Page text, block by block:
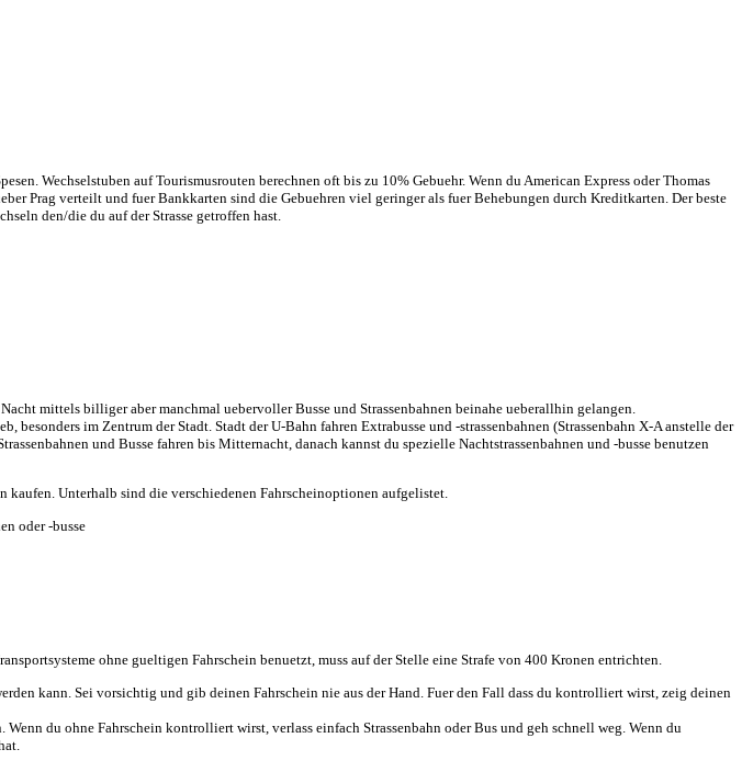
Wechselstuben auf Tourismusrouten berechnen oft bis zu 10% Gebuehr. Wenn du American Express oder Thomas
Prag verteilt und fuer Bankkarten sind die Gebuehren viel geringer als fuer Behebungen durch Kreditkarten. Der beste
den/die du auf der Strasse getroffen hast.
mittels billiger aber manchmal uebervoller Busse und Strassenbahnen beinahe ueberallhin gelangen.
im Zentrum der Stadt. Stadt der U-Bahn fahren Extrabusse und -strassenbahnen (Strassenbahn X-A anstelle der
und Busse fahren bis Mitternacht, danach kannst du spezielle Nachtstrassenbahnen und -busse benutzen
kaufen. Unterhalb sind die verschiedenen Fahrscheinoptionen aufgelistet.
oder -busse
ohne gueltigen Fahrschein benuetzt, muss auf der Stelle eine Strafe von 400 Kronen entrichten.
kann. Sei vorsichtig und gib deinen Fahrschein nie aus der Hand. Fuer den Fall dass du kontrolliert wirst, zeig deinen
du ohne Fahrschein kontrolliert wirst, verlass einfach Strassenbahn oder Bus und geh schnell weg. Wenn du